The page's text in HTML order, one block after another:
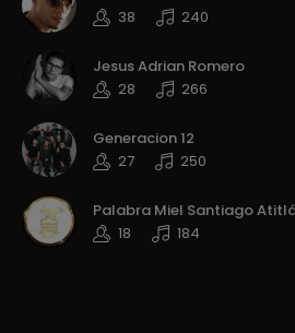
38
240
Jesus Adrian Romero
28
266
Generacion 12
27
250
Palabra Miel Santiago
18
184